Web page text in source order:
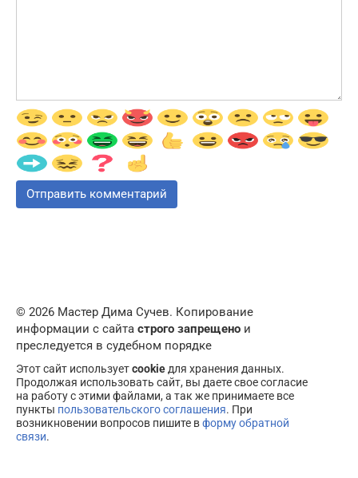
© 2026 Мастер Дима Сучев. Копирование
информации с сайта строго запрещено и
преследуется в судебном порядке
Этот сайт используетcookie для хранения данных.
Продолжая использовать сайт, вы даете свое согласие
на работу с этими файлами, а так же принимаете все
пункты пользовательского соглашения. При
возникновении вопросов пишите вформу обратной
связи.